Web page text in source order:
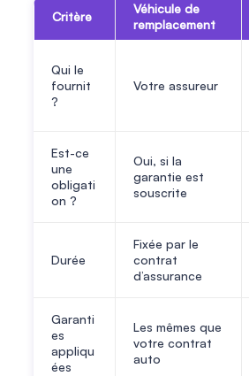
Critère
Véhicule de
remplacement
Qui le
fournit
?
Votre assureur
Est-ce
une
obligati
on ?
Oui, si la
garantie est
souscrite
Durée
Fixée par le
contrat
d’assurance
Garanti
es
appliqu
ées
Les mêmes que
votre contrat
auto